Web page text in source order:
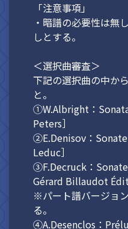
「注意事項」
・暗譜の必要性は無
しとする。
＜選択曲審査＞
下記の選択曲の中か
と。
①W.Albright：
Peters］
②E.Denisov：
Leduc］
③F.Decruck：
Gérard Billaudot
※パート譜バージョ
る。
④A.Desenclos：